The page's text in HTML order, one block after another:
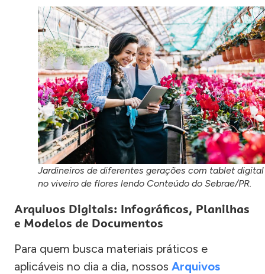
Jardineiros de diferentes gerações com tablet digital
no viveiro de flores lendo Conteúdo do Sebrae/PR.
Arquivos Digitais: Infográficos, Planilhas
e Modelos de Documentos
Para quem busca materiais práticos e
aplicáveis no dia a dia, nossos Arquivos